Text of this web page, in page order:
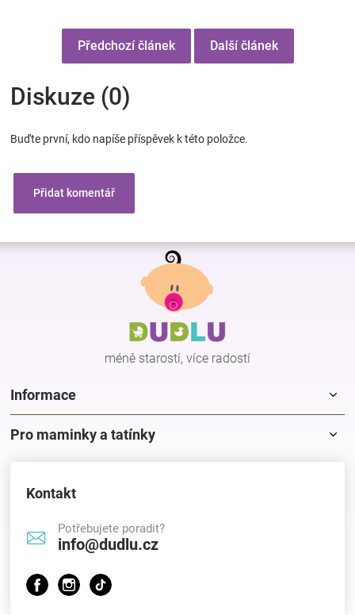
Předchozí článek Další článek
Diskuze (0)
Buďte první, kdo napíše příspěvek k této položce.
Přidat komentář
Z
méně starostí, více radostí
Informace
Pro maminky a tatínky
Kontakt
Potřebujete poradit?
info@dudlu.cz